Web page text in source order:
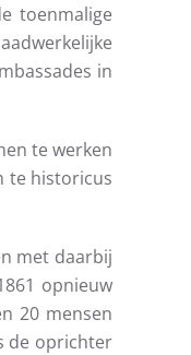
toenmalige
in
te werken
te historicus
met daarbij
opnieuw
20 mensen
de oprichter